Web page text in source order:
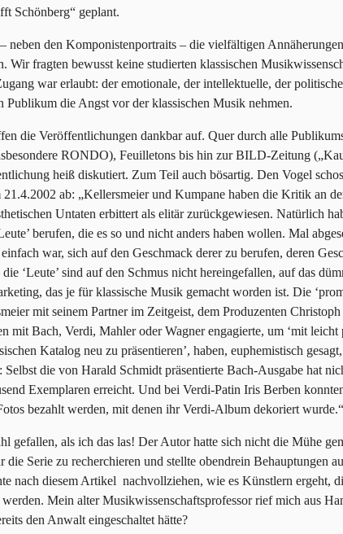
Schönberg“ geplant.
neben den Komponistenportraits – die vielfältigen
Wir fragten bewusst keine studierten klassischen
war erlaubt: der emotionale, der intellektuelle, der
Publikum die Angst vor der klassischen Musik nehmen.
die Veröffentlichungen dankbar auf. Quer durch alle
RONDO), Feuilletons bis hin zur BILD-Zeitung
heiß diskutiert. Zum Teil auch bösartig. Den Vogel
ab: „Kellersmeier und Kumpane haben die Kritik an
Untaten erbittert als elitär zurückgewiesen. Natürlich
berufen, die es so und nicht anders haben wollen. Mal
war, sich auf den Geschmack derer zu berufen, deren
‘Leute’ sind auf den Schmus nicht hereingefallen, auf das
das je für klassische Musik gemacht worden ist. Die
mit seinem Partner im Zeitgeist, dem Produzenten
mit Bach, Verdi, Mahler oder Wagner engagierte, um ‘mit leicht
Katalog neu zu präsentieren’, haben, euphemistisch
Selbst die von Harald Schmidt präsentierte Bach-Ausgabe hat
Exemplaren erreicht. Und bei Verdi-Patin Iris Berben
bezahlt werden, mit denen ihr Verdi-Album dekoriert wurde.“
gefallen, als ich das las! Der Autor hatte sich nicht die Mühe
die Serie zu recherchieren und stellte obendrein Behauptungen
nach diesem Artikel nachvollziehen, wie es Künstlern ergeht,
werden. Mein alter Musikwissenschaftsprofessor rief mich aus
den Anwalt eingeschaltet hätte?